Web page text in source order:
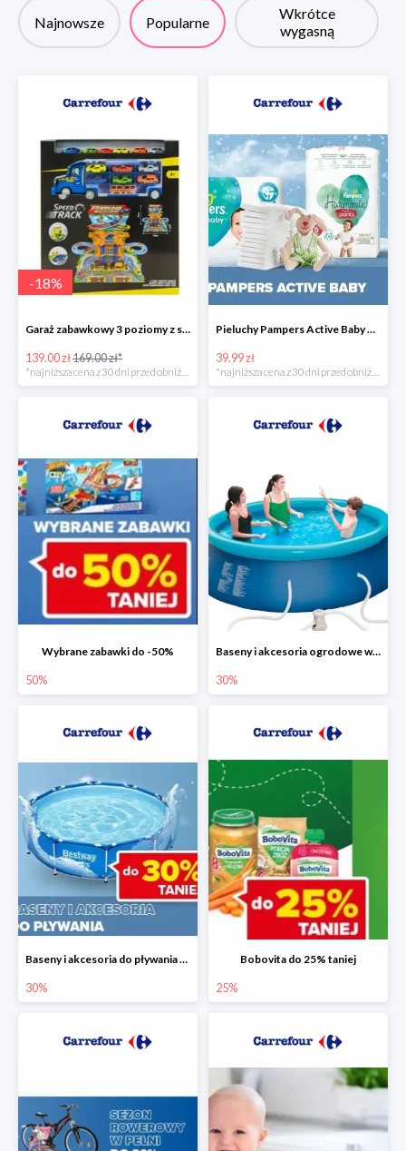
Najnowsze Popularne
Wkrótce
wygasną
-18%
Garaż zabawkowy 3 poziomy z samochodzikami
139.00 zł169.00 zł*
*najniższa cena z 30 dni przed obniżką
Pieluchy Pampers Active Baby od 39,99 zł
39.99 zł
*najniższa cena z 30 dni przed obniżką
Wybrane zabawki do -50%
50%
Baseny i akcesoria ogrodowe w Carrefour do -30%
30%
Baseny i akcesoria do pływania do -30%
30%
Bobovita do 25% taniej
25%